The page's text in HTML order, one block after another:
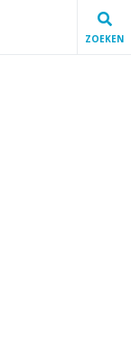
ZOEKEN